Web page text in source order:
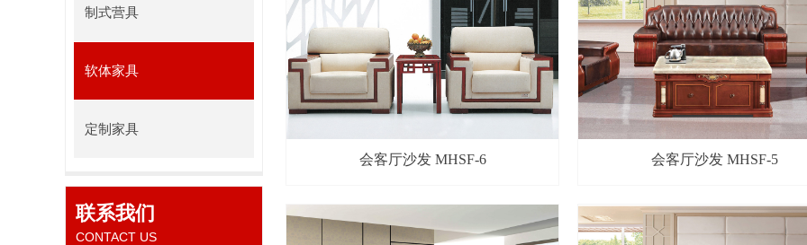
制式营具
软体家具
定制家具
联系我们
CONTACT US
会客厅沙发 MHSF-6 会客厅沙发 MHSF-5